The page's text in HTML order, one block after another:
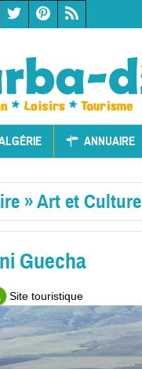
ANNUAIRE
»Art et Culture
Guecha
Site touristique